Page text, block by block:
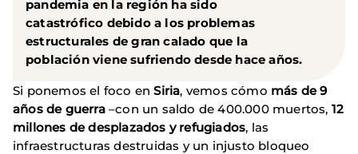
pandemia en la región ha sido
catastrófico debido a los problemas
estructurales de gran calado que la
población viene sufriendo desde hace años.
Si ponemos el foco enSiria, vemos cómo más de 9
años de guerra –con un saldo de 400.000 muertos, 12
millones de desplazados y refugiados, las
infraestructuras destruidas y un injusto bloqueo